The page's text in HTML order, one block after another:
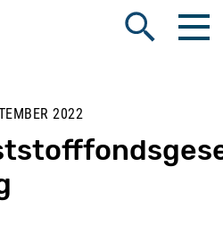
Suche öffnen
2022